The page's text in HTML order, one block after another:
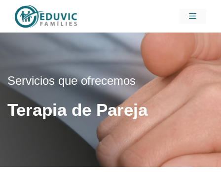
contenido
Menú
Servicios que ofrecemos
Terapia de Pareja